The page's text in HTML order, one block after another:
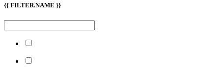
{{ FILTER.NAME }}